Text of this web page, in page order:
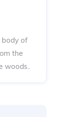
body of
the
woods..